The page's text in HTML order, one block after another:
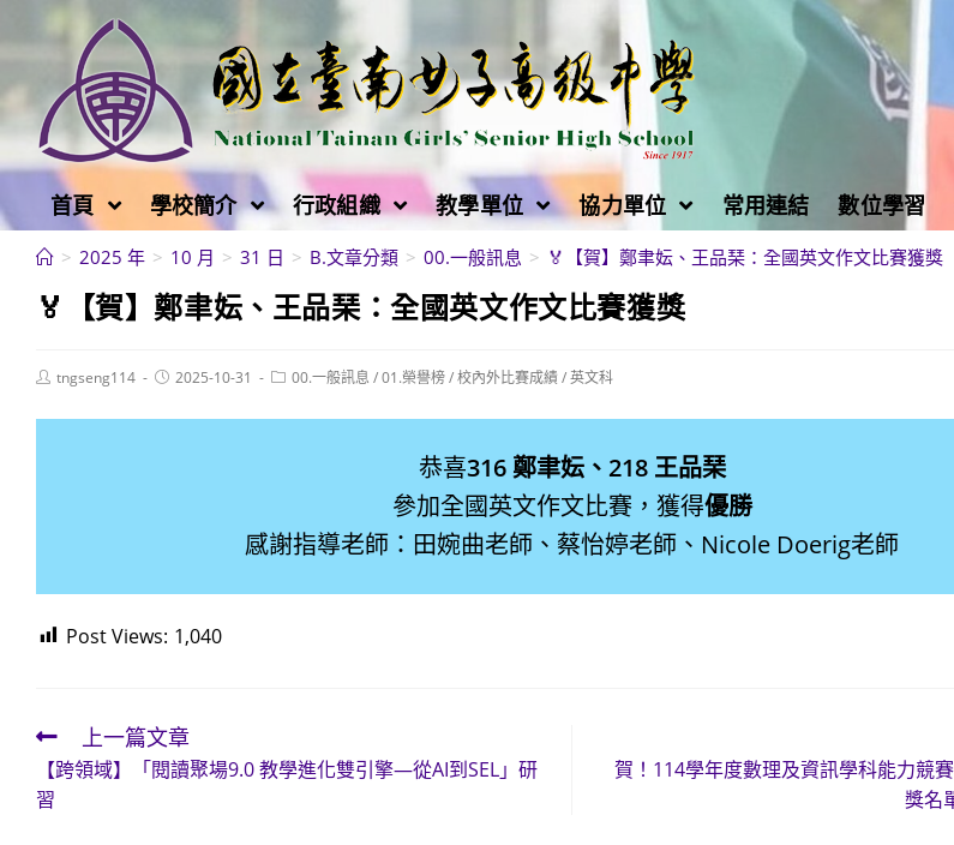
轉
至
容
首頁 學校簡介 行政組織 教學單位 協力單位 常用連結 數位學習
> 2025 年 > 10 月 > 31 日 > B.文章分類 > 00.一般訊息 > 🏅【賀】鄭聿妘、王品琹：全國英文作文比賽獲獎
🏅【賀】鄭聿妘、王品琹：全國英文作文比賽獲獎
Posttngseng114
Post2025-10-31
Post00.一般訊息 /01.榮譽榜/校內外比賽成績/英文科
恭喜316 鄭聿妘、218 王品琹
參加全國英文作文比賽，獲得優勝
感謝指導老師：田婉曲老師、蔡怡婷老師、Nicole Doerig老師
Post Views: 1,040
Read
more
articles
上一篇文章
【跨領域】「閱讀聚場9.0 教學進化雙引擎—從AI到SEL」研
習
賀！114學年度數理及資訊學科能力競
獎名